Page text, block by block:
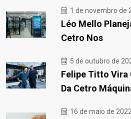
1 de novembro de
Léo Mello
Cetro Nos
5 de outubro de
Felipe Titto Vira
Da Cetro
16 de maio de 2022